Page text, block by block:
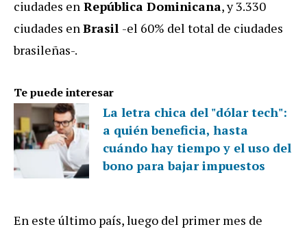
ciudades en República Dominicana, y 3.330
ciudades en Brasil -el 60% del total de ciudades
brasileñas-.
Te puede interesar
La letra chica del "dólar tech":
a quién beneficia, hasta
cuándo hay tiempo y el uso del
bono para bajar impuestos
En este último país, luego del primer mes de